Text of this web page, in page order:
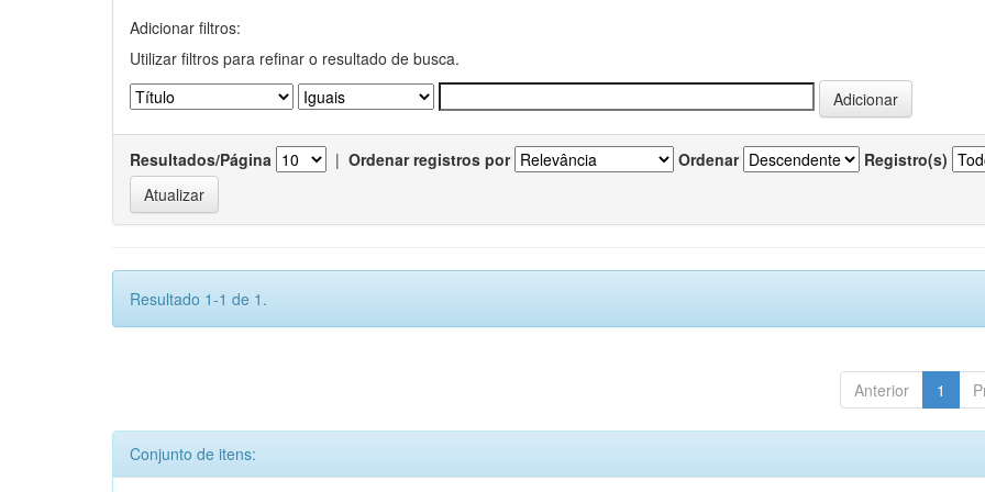
Adicionar filtros:
Utilizar filtros para refinar o resultado de busca.
Resultados/Página | Ordenar registros por Ordenar Registro(s)
Resultado 1-1 de 1.
Anterior 1
Conjunto de itens: